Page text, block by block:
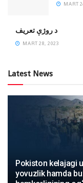
MART
‌د روژې تعریف
MART 28, 2023
Latest News
Pokiston kelajagi
yovuzlik hamda